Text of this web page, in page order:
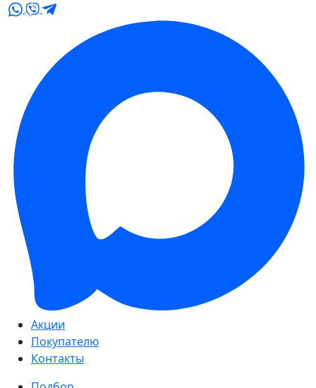
Акции
Покупателю
Контакты